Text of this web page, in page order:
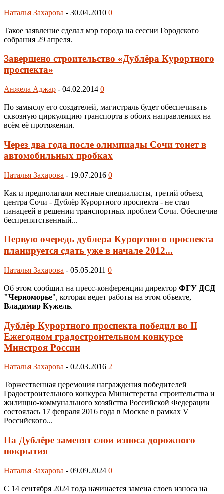
Наталья Захарова - 30.04.2010 0
Такое заявление сделал мэр города на сессии Городского
собрания 29 апреля.
Завершено строительство «Дублёра Курортного
проспекта»
Анжела Аджар - 04.02.2014 0
По замыслу его создателей, магистраль будет обеспечивать
сквозную циркуляцию транспорта в обоих направлениях на
всём её протяжении.
Через два года после олимпиады Сочи тонет в
автомобильных пробках
Наталья Захарова - 19.07.2016 0
Как и предполагали местные специалисты, третий объезд
центра Сочи - Дублёр Курортного проспекта - не стал
панацеей в решении транспортных проблем Сочи. Обеспечив
беспрепятственный...
Первую очередь дублера Курортного проспекта
планируется сдать уже в начале 2012...
Наталья Захарова - 05.05.2011 0
Об этом сообщил на пресс-конференции директор ФГУ ДСД
"Черноморье", которая ведет работы на этом объекте,
Владимир Кужель.
Дублёр Курортного проспекта победил во II
Ежегодном градостроительном конкурсе
Минстроя России
Наталья Захарова - 02.03.2016 2
Торжественная церемония награждения победителей
Градостроительного конкурса Министерства строительства и
жилищно-коммунального хозяйства Российской Федерации
состоялась 17 февраля 2016 года в Москве в рамках V
Российского...
На Дублёре заменят слои износа дорожного
покрытия
Наталья Захарова - 09.09.2024 0
С 14 сентября 2024 года начинается замена слоев износа на